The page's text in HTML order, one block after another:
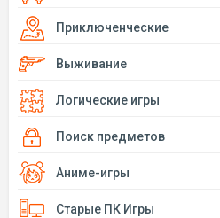
Приключенческие
Выживание
Логические игры
Поиск предметов
Аниме-игры
Старые ПК Игры